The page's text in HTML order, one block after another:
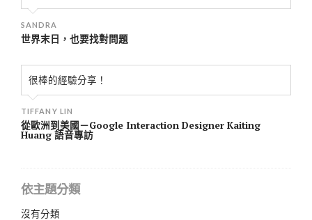
SANDRA
世界末日，也要找對問題
很棒的經驗分享！
TIFFANY LIN
從歐洲到美國－Google Interaction Designer Kaiting
Huang 語音專訪
依主題分類
沒有分類